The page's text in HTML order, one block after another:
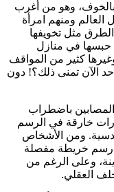
وهو من أغرب
شخص فقط حول العالم ومنهم امرأة
مثل تخويفها
حبسها في منازل
كثير من المواقف
الآن تمنى ذلك؟! دون
المصابين باضطراب
خارقة في الرسم
ومن الأشخاص
رسم خريطة مفصلة
وعلى الرغم من
العقلي.